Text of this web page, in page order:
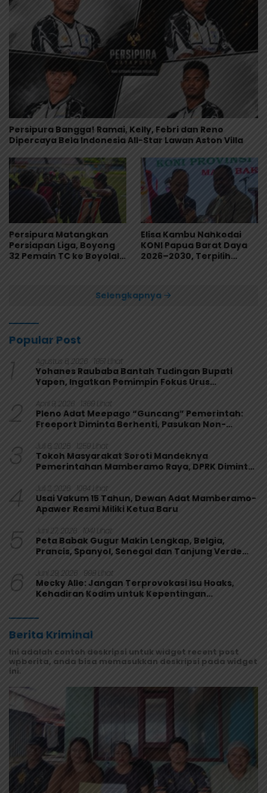
Persipura Bangga! Ramai, Kelly, Febri dan Reno
Dipercaya Bela Indonesia All-Star Lawan Aston Villa
Persipura Matangkan
Persiapan Liga, Boyong
32 Pemain TC ke Boyolali
Elisa Kambu Nahkodai
KONI Papua Barat Daya
2026–2030, Terpilih
Selengkapnya
Popular Post
1 Agustus 6, 2026 1951 Lihat
Yohanes Raubaba Bantah Tudingan Bupati
Yapen, Ingatkan Pemimpin Fokus Urus
2 April 9, 2026 1369 Lihat
Pleno Adat Meepago “Guncang” Pemerintah:
Freeport Diminta Berhenti, Pasukan Non-
3 Juli 6, 2026 1259 Lihat
Tokoh Masyarakat Soroti Mandeknya
Pemerintahan Mamberamo Raya, DPRK Diminta
4 Juli 2, 2026 1094 Lihat
Usai Vakum 15 Tahun, Dewan Adat Mamberamo-
Apawer Resmi Miliki Ketua Baru
5 Juni 27, 2026 1041 Lihat
Peta Babak Gugur Makin Lengkap, Belgia,
Prancis, Spanyol, Senegal dan Tanjung Verde
6 Juni 29, 2026 998 Lihat
Mecky Alle: Jangan Terprovokasi Isu Hoaks,
Kehadiran Kodim untuk Kepentingan
Berita Kriminal
Ini adalah contoh deskripsi untuk widget recent post
wpberita, anda bisa memasukkan deskripsi pada widget
ini.